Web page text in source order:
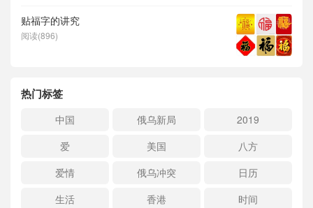
贴福字的讲究
阅读(896)
热门标签
中国 俄乌新局
2019
爱
美国
八方
爱情
俄乌冲突
日历
生活
香港
时间